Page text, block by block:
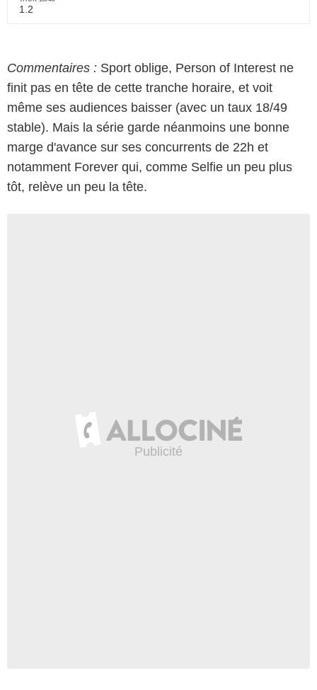
1.2
Commentaires : Sport oblige, Person of Interest ne
finit pas en tête de cette tranche horaire, et voit
même ses audiences baisser (avec un taux 18/49
stable). Mais la série garde néanmoins une bonne
marge d'avance sur ses concurrents de 22h et
notamment Forever qui, comme Selfie un peu plus
tôt, relève un peu la tête.